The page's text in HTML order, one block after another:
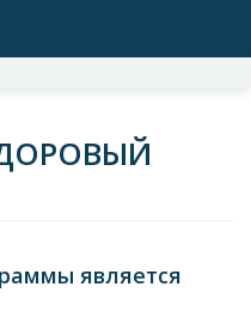
является